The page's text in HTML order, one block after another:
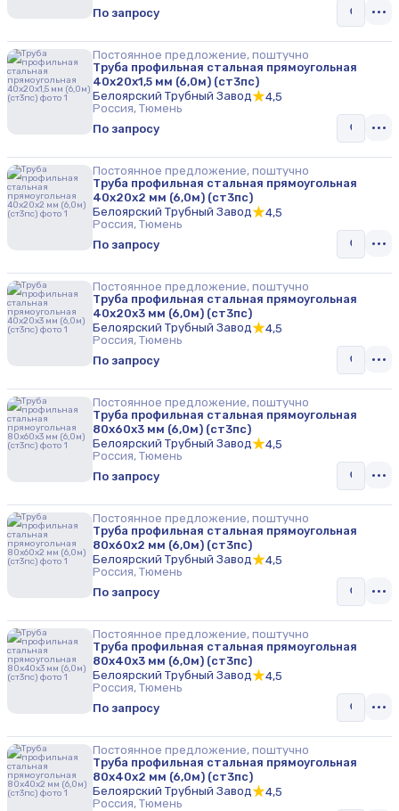
По запросу
Постоянное предложение, поштучно
Труба профильная стальная прямоугольная
40х20х1,5 мм (6,0м) (ст3пс)
Белоярский Трубный Завод
4,5
Россия, Тюмень
По запросу
Постоянное предложение, поштучно
Труба профильная стальная прямоугольная
40х20х2 мм (6,0м) (ст3пс)
Белоярский Трубный Завод
4,5
Россия, Тюмень
По запросу
Постоянное предложение, поштучно
Труба профильная стальная прямоугольная
40х20х3 мм (6,0м) (ст3пс)
Белоярский Трубный Завод
4,5
Россия, Тюмень
По запросу
Постоянное предложение, поштучно
Труба профильная стальная прямоугольная
80х60х3 мм (6,0м) (ст3пс)
Белоярский Трубный Завод
4,5
Россия, Тюмень
По запросу
Постоянное предложение, поштучно
Труба профильная стальная прямоугольная
80х60х2 мм (6,0м) (ст3пс)
Белоярский Трубный Завод
4,5
Россия, Тюмень
По запросу
Постоянное предложение, поштучно
Труба профильная стальная прямоугольная
80х40х3 мм (6,0м) (ст3пс)
Белоярский Трубный Завод
4,5
Россия, Тюмень
По запросу
Постоянное предложение, поштучно
Труба профильная стальная прямоугольная
80х40х2 мм (6,0м) (ст3пс)
Белоярский Трубный Завод
4,5
Россия, Тюмень